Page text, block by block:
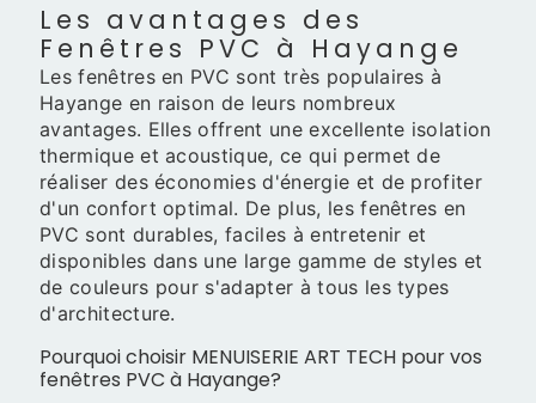
Les avantages des
Fenêtres PVC à Hayange
Les fenêtres en PVC sont très populaires à
Hayange en raison de leurs nombreux
avantages. Elles offrent une excellente isolation
thermique et acoustique, ce qui permet de
réaliser des économies d'énergie et de profiter
d'un confort optimal. De plus, les fenêtres en
PVC sont durables, faciles à entretenir et
disponibles dans une large gamme de styles et
de couleurs pour s'adapter à tous les types
d'architecture.
Pourquoi choisir MENUISERIE ART TECH pour vos
fenêtres PVC à Hayange?